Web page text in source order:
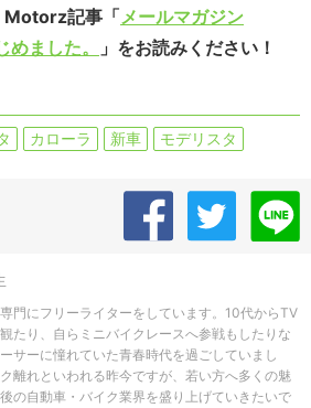
Motorz記事「メールマガジン
ました。
」をお読みください！
カローラ 新車 モデリスタ
門にフリーライターをしています。10代からTV
たり、自らミニバイクレースへ参戦もしたりな
サーに憧れていた青春時代を過ごしていまし
離れといわれる昨今ですが、若い方へ多くの魅
の自動車・バイク業界を盛り上げていきたいで